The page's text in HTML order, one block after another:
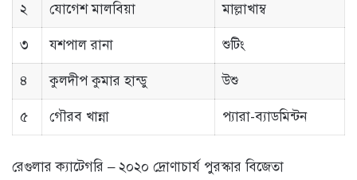
২ যোগেশ মালবিয়া মাল্লাখাম্ব
৩ যশপাল রানা শুটিং
৪ কুলদীপ কুমার হান্ডু উশু
৫ গৌরব খান্না প্যারা-ব্যাডমিন্টন
রেগুলার ক্যাটেগরি – ২০২০ দ্রোণাচার্য পুরস্কার বিজেতা